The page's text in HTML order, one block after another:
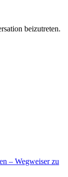
beizutreten.
– Wegweiser zu